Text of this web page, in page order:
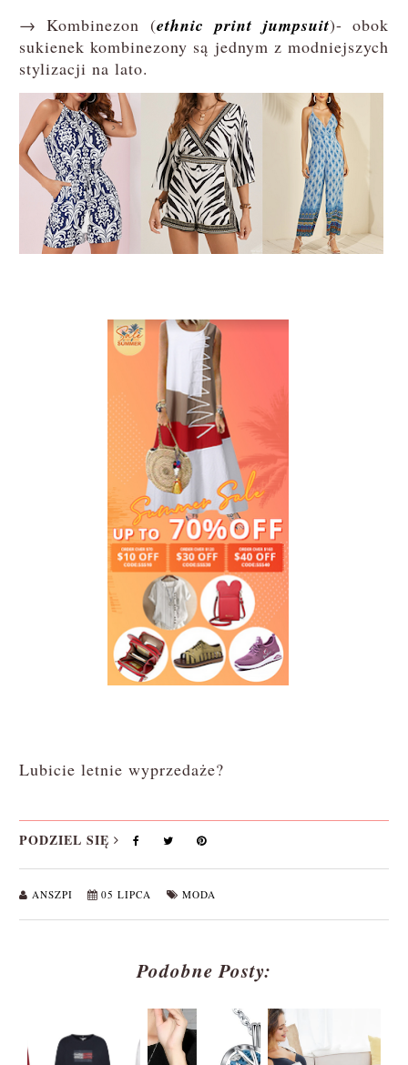
→ Kombinezon (ethnic print jumpsuit)- obok
sukienek kombinezony są jednym z modniejszych
stylizacji na lato.
Lubicie letnie wyprzedaże?
PODZIEL SIĘ
ANSZPI 05 LIPCA MODA
Podobne Posty: